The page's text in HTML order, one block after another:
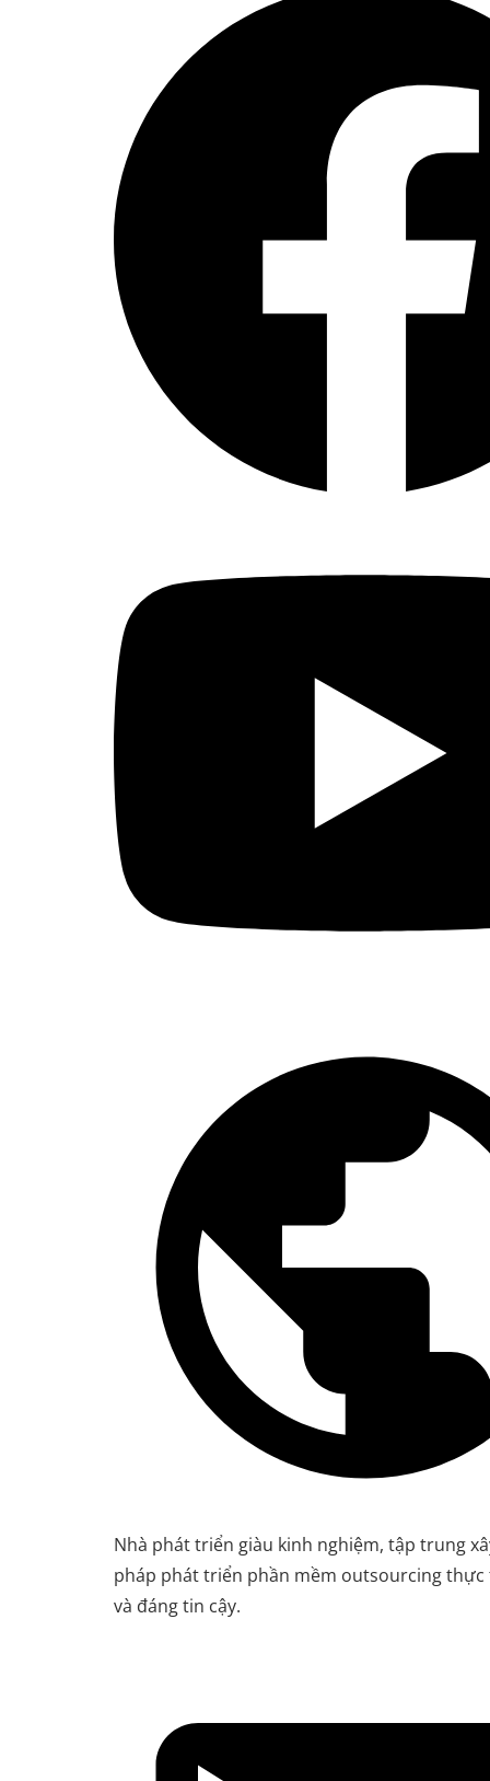
Nhà phát triển giàu kinh nghiệm, tập trung
pháp phát triển phần mềm outsourcing thực
và đáng tin cậy.